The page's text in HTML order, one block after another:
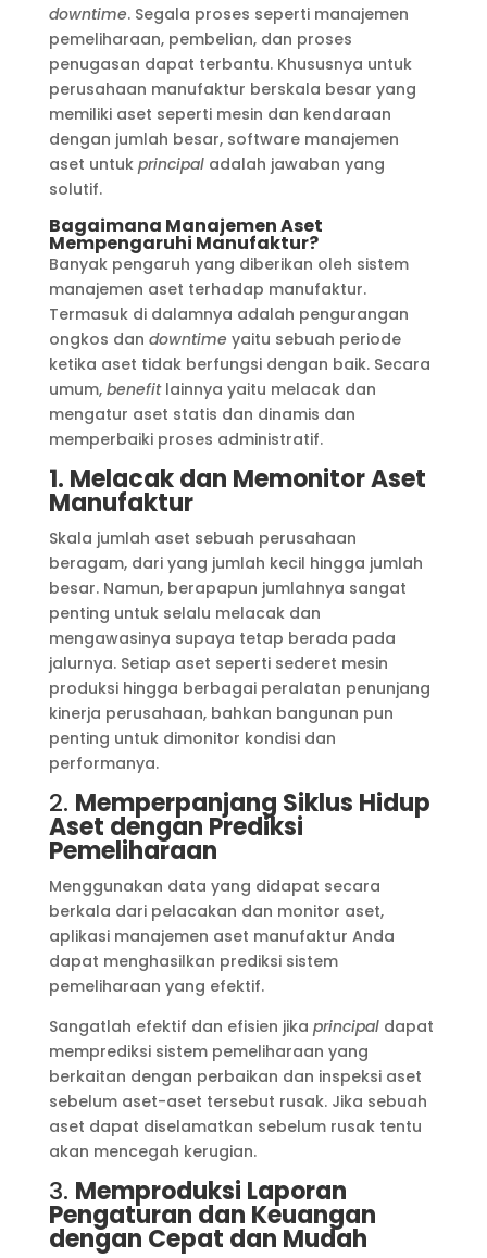
downtime. Segala proses seperti manajemen
pemeliharaan, pembelian, dan proses
penugasan dapat terbantu. Khususnya untuk
perusahaan manufaktur berskala besar yang
memiliki aset seperti mesin dan kendaraan
dengan jumlah besar, software manajemen
aset untuk principal adalah jawaban yang
solutif.
Bagaimana Manajemen Aset
Mempengaruhi Manufaktur?
Banyak pengaruh yang diberikan oleh sistem
manajemen aset terhadap manufaktur.
Termasuk di dalamnya adalah pengurangan
ongkos dan downtime yaitu sebuah periode
ketika aset tidak berfungsi dengan baik. Secara
umum, benefitlainnya yaitu melacak dan
mengatur aset statis dan dinamis dan
memperbaiki proses administratif.
1. Melacak dan Memonitor Aset
Manufaktur
Skala jumlah aset sebuah perusahaan
beragam, dari yang jumlah kecil hingga jumlah
besar. Namun, berapapun jumlahnya sangat
penting untuk selalu melacak dan
mengawasinya supaya tetap berada pada
jalurnya. Setiap aset seperti sederet mesin
produksi hingga berbagai peralatan penunjang
kinerja perusahaan, bahkan bangunan pun
penting untuk dimonitor kondisi dan
performanya.
2. Memperpanjang Siklus Hidup
Aset dengan Prediksi
Pemeliharaan
Menggunakan data yang didapat secara
berkala dari pelacakan dan monitor aset,
aplikasi manajemen aset manufaktur Anda
dapat menghasilkan prediksi sistem
pemeliharaan yang efektif.
Sangatlah efektif dan efisien jika principaldapat
memprediksi sistem pemeliharaan yang
berkaitan dengan perbaikan dan inspeksi aset
sebelum aset-aset tersebut rusak. Jika sebuah
aset dapat diselamatkan sebelum rusak tentu
akan mencegah kerugian.
3. Memproduksi Laporan
Pengaturan dan Keuangan
dengan Cepat dan Mudah